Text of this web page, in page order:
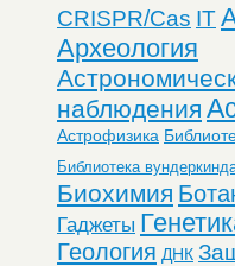
CRISPR/Cas IT
Археология
наблюдения
Астрофизика
Библиотека
Биохимия
Гаджеты
Геология ДНК